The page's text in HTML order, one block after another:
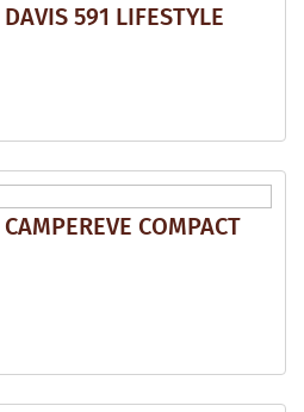
591 LIFESTYLE
COMPACT